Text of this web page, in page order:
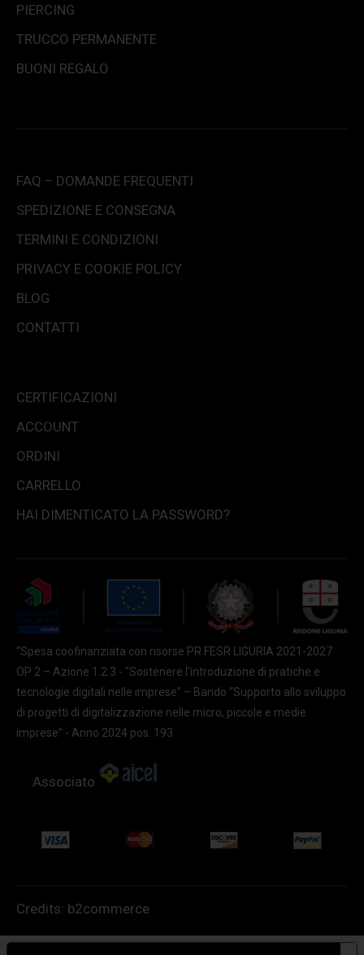
PIERCING
TRUCCO PERMANENTE
BUONI REGALO
FAQ – DOMANDE FREQUENTI
SPEDIZIONE E CONSEGNA
TERMINI E CONDIZIONI
PRIVACY E COOKIE POLICY
BLOG
CONTATTI
CERTIFICAZIONI
ACCOUNT
ORDINI
CARRELLO
HAI DIMENTICATO LA PASSWORD?
“Spesa coofinanziata con risorse PR FESR LIGURIA 2021-2027
OP 2 – Azione 1.2.3 - "Sostenere l'introduzione di pratiche e
tecnologie digitali nelle imprese” – Bando “Supporto allo sviluppo
di progetti di digitalizzazione nelle micro, piccole e medie
imprese” - Anno 2024 pos. 193
Associato
Credits: b2commerce